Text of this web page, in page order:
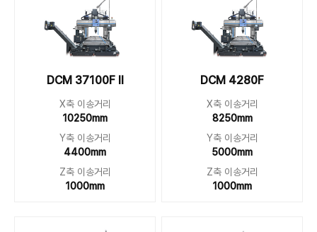
DCM 37100F II
X축 이송거리
10250mm
Y축 이송거리
4400mm
Z축 이송거리
1000mm
DCM 4280F
X축 이송거리
8250mm
Y축 이송거리
5000mm
Z축 이송거리
1000mm